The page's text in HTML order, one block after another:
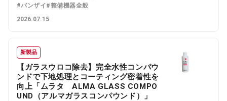
#バンザイ#整備機器全般
2026.07.15
新製品
【ガラスウロコ除去】完全水性コンパウ
ンドで下地処理とコーティング密着性を
向上「ムラタ ALMA GLASS COMPO
UND（アルマガラスコンパウンド）」